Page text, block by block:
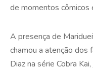
de momentos cômicos
A presença de
chamou a atenção dos
Diaz na série Cobra